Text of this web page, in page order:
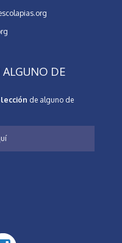
ALGUNO DE
de alguno de